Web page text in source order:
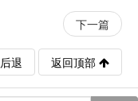
下一篇
后退 返回顶部